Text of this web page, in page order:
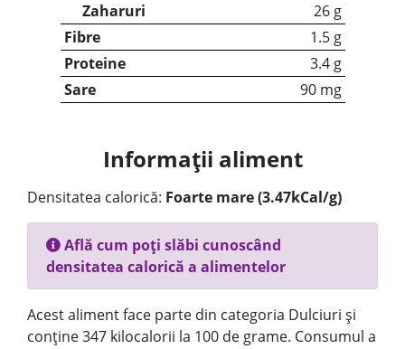
Zaharuri
26 g
Fibre
1.5 g
Proteine
3.4 g
Sare
90 mg
Informații aliment
Densitatea calorică: Foarte mare (3.47kCal/g)
Află cum poți slăbi cunoscând
densitatea calorică a alimentelor
Acest aliment face parte din categoria Dulciuri și
conține 347 kilocalorii la 100 de grame. Consumul a